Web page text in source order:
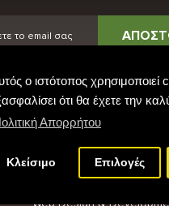
ο ιστότοπος χρησιμοποιεί
ότι θα έχετε την
Απορρήτου
Κλείσιμο Επιλογές
Web Design &